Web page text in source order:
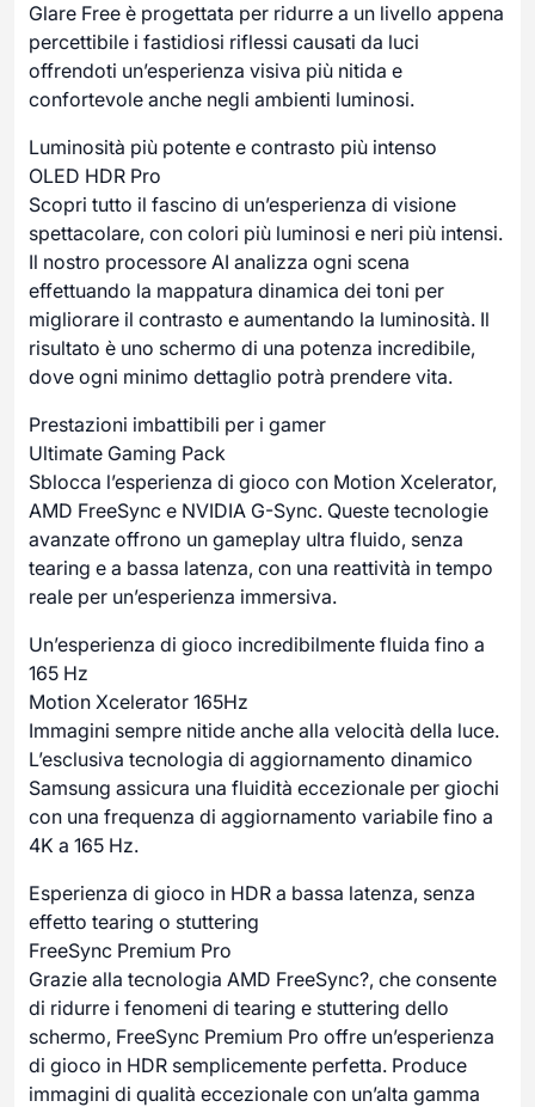
Glare Free è progettata per ridurre a un livello appena
percettibile i fastidiosi riflessi causati da luci
offrendoti un’esperienza visiva più nitida e
confortevole anche negli ambienti luminosi.
Luminosità più potente e contrasto più intenso
OLED HDR Pro
Scopri tutto il fascino di un’esperienza di visione
spettacolare, con colori più luminosi e neri più intensi.
Il nostro processore AI analizza ogni scena
effettuando la mappatura dinamica dei toni per
migliorare il contrasto e aumentando la luminosità. Il
risultato è uno schermo di una potenza incredibile,
dove ogni minimo dettaglio potrà prendere vita.
Prestazioni imbattibili per i gamer
Ultimate Gaming Pack
Sblocca l’esperienza di gioco con Motion Xcelerator,
AMD FreeSync e NVIDIA G-Sync. Queste tecnologie
avanzate offrono un gameplay ultra fluido, senza
tearing e a bassa latenza, con una reattività in tempo
reale per un’esperienza immersiva.
Un’esperienza di gioco incredibilmente fluida fino a
165 Hz
Motion Xcelerator 165Hz
Immagini sempre nitide anche alla velocità della luce.
L’esclusiva tecnologia di aggiornamento dinamico
Samsung assicura una fluidità eccezionale per giochi
con una frequenza di aggiornamento variabile fino a
4K a 165 Hz.
Esperienza di gioco in HDR a bassa latenza, senza
effetto tearing o stuttering
FreeSync Premium Pro
Grazie alla tecnologia AMD FreeSync?, che consente
di ridurre i fenomeni di tearing e stuttering dello
schermo, FreeSync Premium Pro offre un’esperienza
di gioco in HDR semplicemente perfetta. Produce
immagini di qualità eccezionale con un’alta gamma